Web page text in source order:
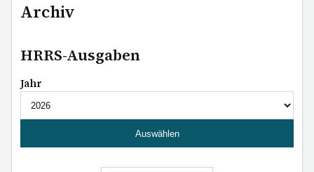
Archiv
HRRS-Ausgaben
Jahr
Auswählen